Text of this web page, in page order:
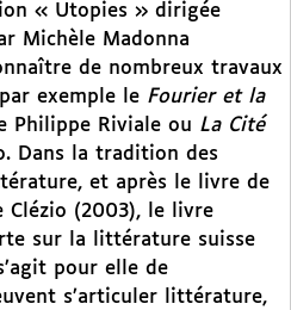
« Utopies » dirigée
Michèle Madonna
de nombreux travaux
exemple le Fourier et la
Philippe Riviale ou La Cité
Dans la tradition des
et après le livre de
Clézio (2003), le livre
sur la littérature suisse
pour elle de
s’articuler littérature,